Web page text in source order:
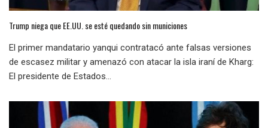
Trump niega que EE.UU. se esté quedando sin municiones
El primer mandatario yanqui contratacó ante falsas versiones
de escasez militar y amenazó con atacar la isla iraní de Kharg:
El presidente de Estados...